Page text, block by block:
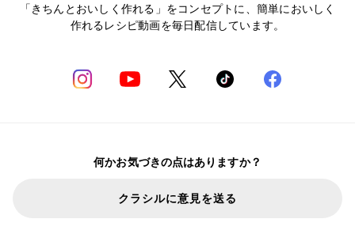
「きちんとおいしく作れる」をコンセプトに、簡単においしく
作れるレシピ動画を毎日配信しています。
何かお気づきの点はありますか？
クラシルに意見を送る